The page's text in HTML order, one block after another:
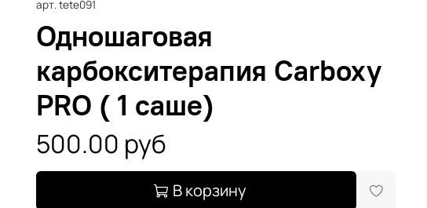
арт.tete091
Одношаговая
карбокситерапия Carboxy
PRO ( 1 саше)
500.00 руб
В корзину